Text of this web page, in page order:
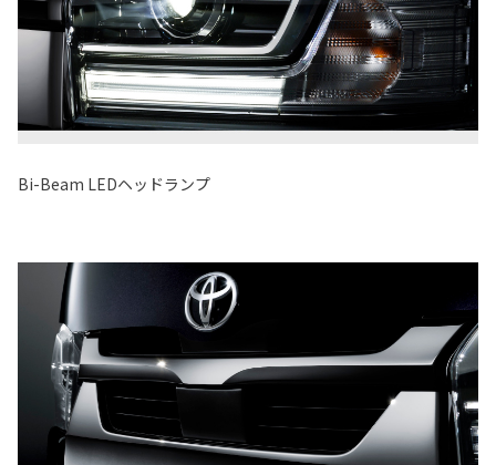
Bi-Beam LEDヘッドランプ